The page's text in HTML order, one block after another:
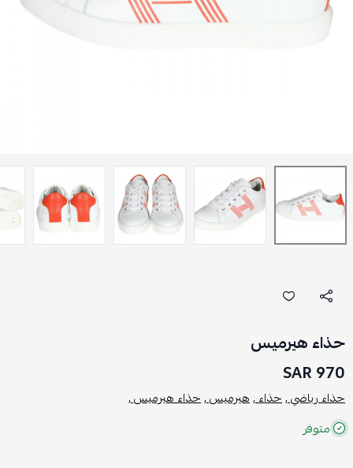
حذاء هيرميس
970 SAR
حذاء رياضي ,حذاء ,هيرميس ,حذاء هيرميس ,
متوفر